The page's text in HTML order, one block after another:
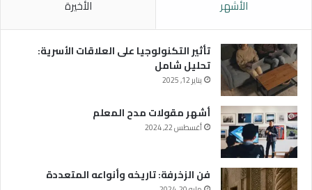
الأشهر الأخيرة
تأثير التكنولوجيا على العلاقات الأسرية:
تحليل شامل
يناير 12, 2025
أشهر مقولات مدح المعلم
أغسطس 22, 2024
فن الزخرفة: تاريخه وأنواعه المتعددة